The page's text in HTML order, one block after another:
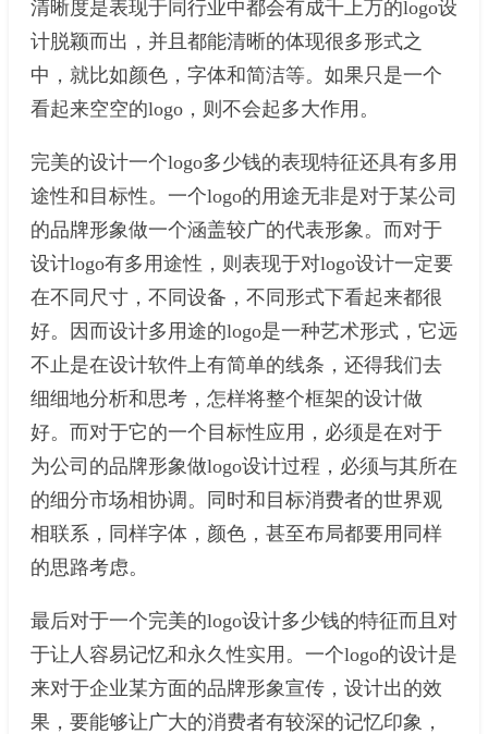
清晰度是表现于同行业中都会有成千上万的logo设
计脱颖而出，并且都能清晰的体现很多形式之
中，就比如颜色，字体和简洁等。如果只是一个
看起来空空的logo，则不会起多大作用。
完美的设计一个logo多少钱的表现特征还具有多用
途性和目标性。一个logo的用途无非是对于某公司
的品牌形象做一个涵盖较广的代表形象。而对于
设计logo有多用途性，则表现于对logo设计一定要
在不同尺寸，不同设备，不同形式下看起来都很
好。因而设计多用途的logo是一种艺术形式，它远
不止是在设计软件上有简单的线条，还得我们去
细细地分析和思考，怎样将整个框架的设计做
好。而对于它的一个目标性应用，必须是在对于
为公司的品牌形象做logo设计过程，必须与其所在
的细分市场相协调。同时和目标消费者的世界观
相联系，同样字体，颜色，甚至布局都要用同样
的思路考虑。
最后对于一个完美的logo设计多少钱的特征而且对
于让人容易记忆和永久性实用。一个logo的设计是
来对于企业某方面的品牌形象宣传，设计出的效
果，要能够让广大的消费者有较深的记忆印象，